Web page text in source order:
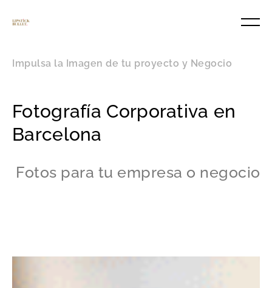
Impulsa la Imagen de tu proyecto y Negocio
Fotografía Corporativa en
Barcelona
Fotos para tu empresa o negocio